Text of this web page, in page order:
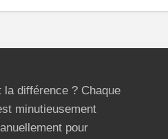
la différence ? Chaque
minutieusement
pour